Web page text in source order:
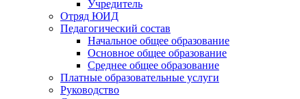
Учредитель
Отряд ЮИД
Педагогический состав
Начальное общее образование
Основное общее образование
Среднее общее образование
Платные образовательные услуги
Руководство